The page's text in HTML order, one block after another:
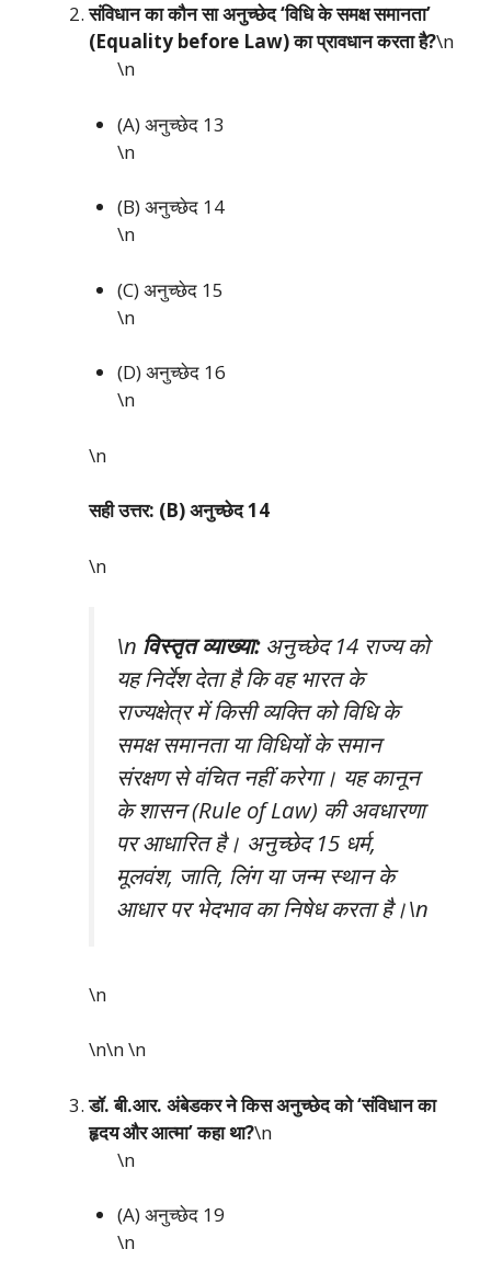
संविधान का कौन सा अनुच्छेद ‘विधि के समक्ष समानता’
(Equality before Law) का प्रावधान करता है?\n
\n
(A) अनुच्छेद 13
\n
(B) अनुच्छेद 14
\n
(C) अनुच्छेद 15
\n
(D) अनुच्छेद 16
\n
\n
सही उत्तर: (B) अनुच्छेद 14
\n
\n विस्तृत व्याख्या:अनुच्छेद 14 राज्य को
यह निर्देश देता है कि वह भारत के
राज्यक्षेत्र में किसी व्यक्ति को विधि के
समक्ष समानता या विधियों के समान
संरक्षण से वंचित नहीं करेगा। यह कानून
के शासन (Rule of Law) की अवधारणा
पर आधारित है। अनुच्छेद 15 धर्म,
मूलवंश, जाति, लिंग या जन्म स्थान के
आधार पर भेदभाव का निषेध करता है।\n
\n
\n\n\n
डॉ. बी.आर. अंबेडकर ने किस अनुच्छेद को ‘संविधान का
हृदय और आत्मा’ कहा था?\n
\n
(A) अनुच्छेद 19
\n